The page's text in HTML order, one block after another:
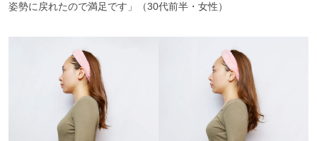
姿勢に戻れたので満足です」（30代前半・女性）